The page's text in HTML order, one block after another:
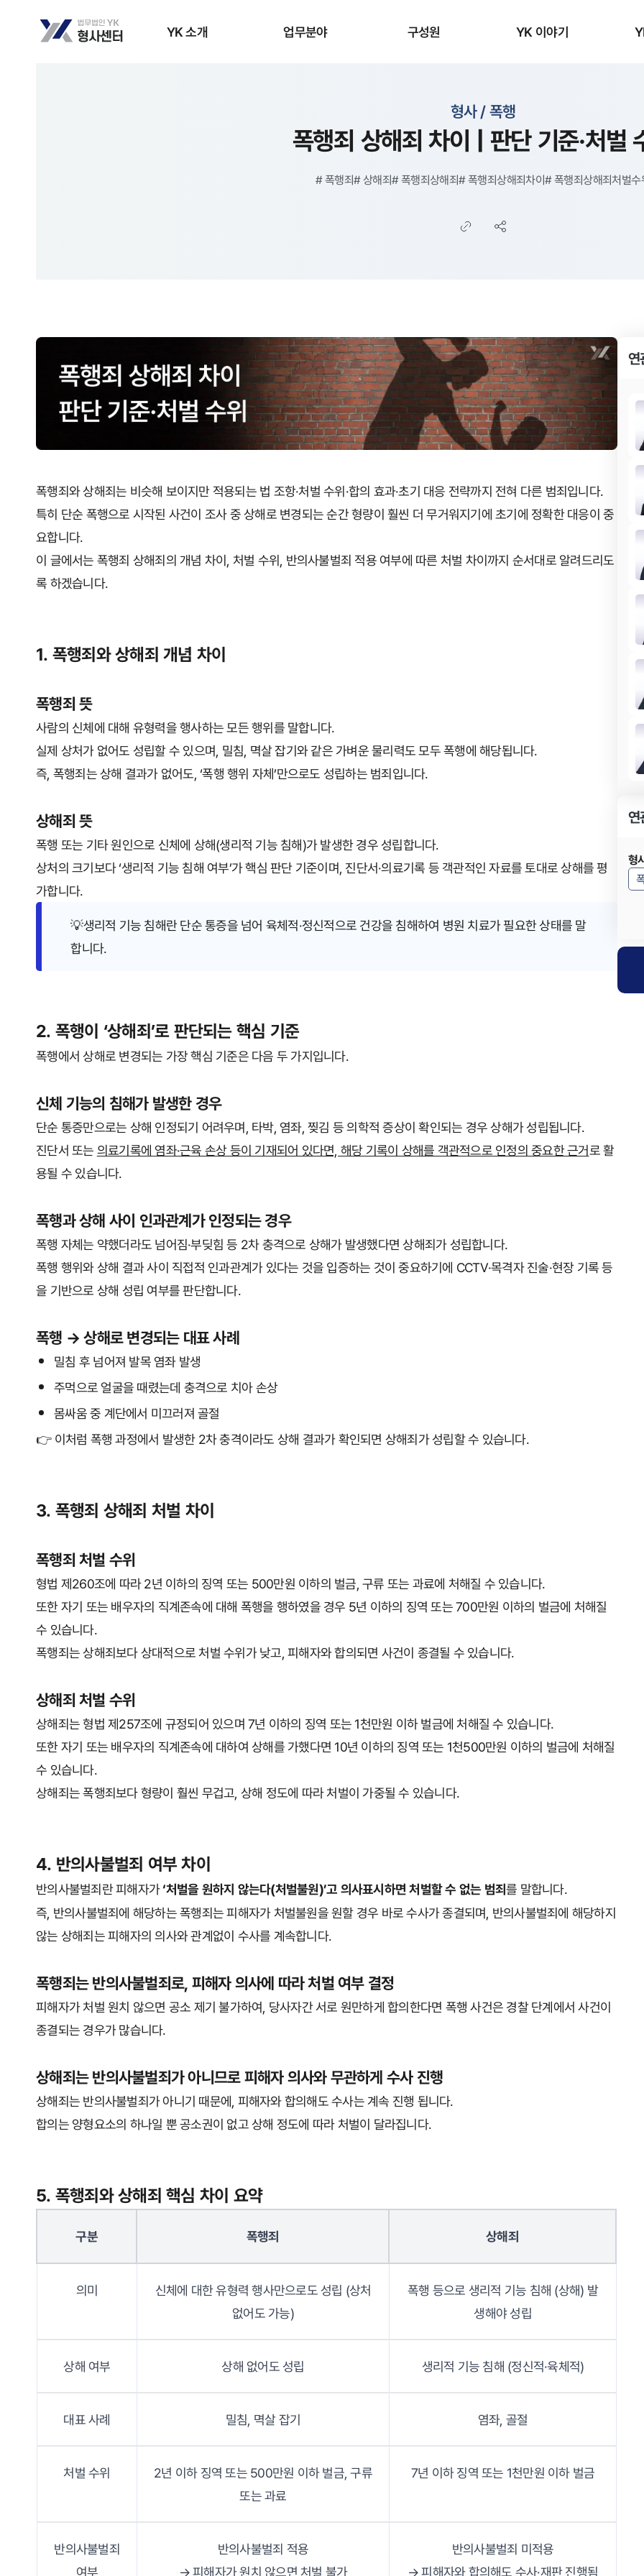
YK 소개 업무분야 구성원 YK 이야기
형사 / 폭행
폭행죄 상해죄 차이 | 판단 기준·처벌
#폭행죄#상해죄#폭행죄상해죄#폭행죄상해죄차이#폭행죄상해죄처벌수
폭행죄와 상해죄는 비슷해 보이지만 적용되는 법 조항·처벌 수위·합의 효과·초기 대응 전략까지 전혀 다른 범죄입니다.
특히 단순 폭행으로 시작된 사건이 조사 중 상해로 변경되는 순간 형량이 훨씬 더 무거워지기에 초기에 정확한 대응이 중
요합니다.
이 글에서는 폭행죄 상해죄의 개념 차이, 처벌 수위, 반의사불벌죄 적용 여부에 따른 처벌 차이까지 순서대로 알려드리도
록 하겠습니다.
1. 폭행죄와 상해죄 개념 차이
폭행죄 뜻
사람의 신체에 대해 유형력을 행사하는 모든 행위를 말합니다.
실제 상처가 없어도 성립할 수 있으며, 밀침, 멱살 잡기와 같은 가벼운 물리력도 모두 폭행에 해당됩니다.
즉, 폭행죄는 상해 결과가 없어도, ‘폭행 행위 자체’만으로도 성립하는 범죄입니다.
상해죄 뜻
폭행 또는 기타 원인으로 신체에 상해(생리적 기능 침해)가 발생한 경우 성립합니다.
상처의 크기보다 ‘생리적 기능 침해 여부’가 핵심 판단 기준이며, 진단서·의료기록 등 객관적인 자료를 토대로 상해를 평
가합니다.
💡생리적 기능 침해란 단순 통증을 넘어 육체적·정신적으로 건강을 침해하여 병원 치료가 필요한 상태를 말
합니다.
2. 폭행이 ‘상해죄’로 판단되는 핵심 기준
폭행에서 상해로 변경되는 가장 핵심 기준은 다음 두 가지입니다.
신체 기능의 침해가 발생한 경우
단순 통증만으로는 상해 인정되기 어려우며, 타박, 염좌, 찢김 등 의학적 증상이 확인되는 경우 상해가 성립됩니다.
진단서 또는 의료기록에 염좌·근육 손상 등이 기재되어 있다면, 해당 기록이 상해를 객관적으로 인정의 중요한 근거로 활
용될 수 있습니다.
폭행과 상해 사이 인과관계가 인정되는 경우
폭행 자체는 약했더라도 넘어짐·부딪힘 등 2차 충격으로 상해가 발생했다면 상해죄가 성립합니다.
폭행 행위와 상해 결과 사이 직접적 인과관계가 있다는 것을 입증하는 것이 중요하기에 CCTV·목격자 진술·현장 기록 등
을 기반으로 상해 성립 여부를 판단합니다.
폭행 → 상해로 변경되는 대표 사례
밀침 후 넘어져 발목 염좌 발생
주먹으로 얼굴을 때렸는데 충격으로 치아 손상
몸싸움 중 계단에서 미끄러져 골절
👉 이처럼 폭행 과정에서 발생한 2차 충격이라도 상해 결과가 확인되면 상해죄가 성립할 수 있습니다.
3. 폭행죄 상해죄 처벌 차이
폭행죄 처벌 수위
형법 제260조에 따라 2년 이하의 징역 또는 500만원 이하의 벌금, 구류 또는 과료에 처해질 수 있습니다.
또한 자기 또는 배우자의 직계존속에 대해 폭행을 행하였을 경우 5년 이하의 징역 또는 700만원 이하의 벌금에 처해질
수 있습니다.
폭행죄는 상해죄보다 상대적으로 처벌 수위가 낮고, 피해자와 합의되면 사건이 종결될 수 있습니다.
상해죄 처벌 수위
상해죄는 형법 제257조에 규정되어 있으며 7년 이하의 징역 또는 1천만원 이하 벌금에 처해질 수 있습니다.
또한 자기 또는 배우자의 직계존속에 대하여 상해를 가했다면 10년 이하의 징역 또는 1천500만원 이하의 벌금에 처해질
수 있습니다.
상해죄는 폭행죄보다 형량이 훨씬 무겁고, 상해 정도에 따라 처벌이 가중될 수 있습니다.
4. 반의사불벌죄 여부 차이
반의사불벌죄란 피해자가‘처벌을 원하지 않는다(처벌불원)’고 의사표시하면 처벌할 수 없는 범죄를 말합니다.
즉, 반의사불벌죄에 해당하는 폭행죄는 피해자가 처벌불원을 원할 경우 바로 수사가 종결되며, 반의사불벌죄에 해당하지
않는 상해죄는 피해자의 의사와 관계없이 수사를 계속합니다.
폭행죄는 반의사불벌죄로, 피해자 의사에 따라 처벌 여부 결정
피해자가 처벌 원치 않으면 공소 제기 불가하여, 당사자간 서로 원만하게 합의한다면 폭행 사건은 경찰 단계에서 사건이
종결되는 경우가 많습니다.
상해죄는 반의사불벌죄가 아니므로 피해자 의사와 무관하게 수사 진행
상해죄는 반의사불벌죄가 아니기 때문에, 피해자와 합의해도 수사는 계속 진행 됩니다.
합의는 양형요소의 하나일 뿐 공소권이 없고 상해 정도에 따라 처벌이 달라집니다.
5. 폭행죄와 상해죄 핵심 차이 요약
구분 폭행죄 상해죄
의미
신체에 대한 유형력 행사만으로도 성립 (상처
없어도 가능)
폭행 등으로 생리적 기능 침해 (상해) 발
생해야 성립
상해 여부 상해 없어도 성립 생리적 기능 침해 (정신적·육체적)
대표 사례 밀침, 멱살 잡기 염좌, 골절
처벌 수위
2년 이하 징역 또는 500만원 이하 벌금, 구류
또는 과료
7년 이하 징역 또는 1천만원 이하 벌금
반의사불벌죄
여부
반의사불벌죄 적용
→ 피해자가 원치 않으면 처벌 불가
반의사불벌죄 미적용
→ 피해자와 합의해도 수사·재판 진행됨
연
연
형